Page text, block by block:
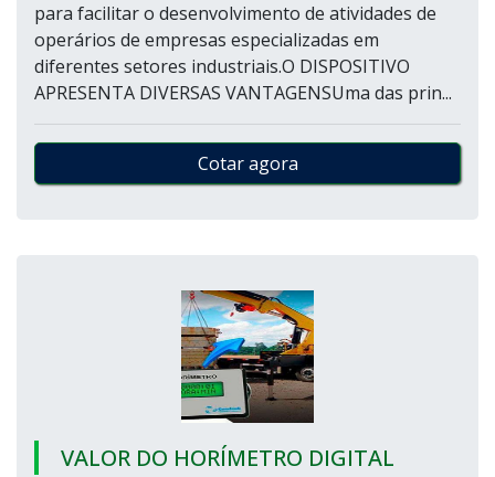
para facilitar o desenvolvimento de atividades de
operários de empresas especializadas em
diferentes setores industriais.O DISPOSITIVO
APRESENTA DIVERSAS VANTAGENSUma das prin...
Cotar agora
VALOR DO HORÍMETRO DIGITAL